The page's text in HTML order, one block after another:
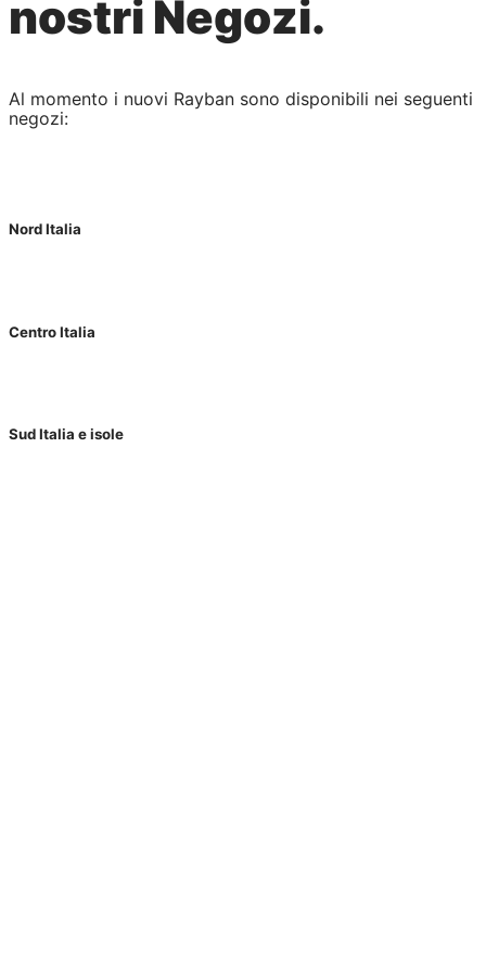
nostri Negozi.
Al momento i nuovi Rayban sono disponibili nei seguenti
negozi:
Nord Italia
Centro Italia
Sud Italia e isole